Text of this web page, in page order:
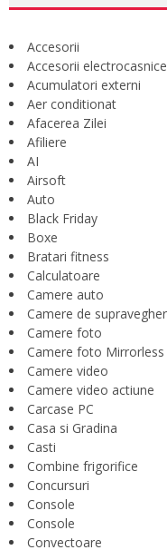
Accesorii
Accesorii electrocasnice
Acumulatori externi
Aer conditionat
Afacerea Zilei
Afiliere
AI
Airsoft
Auto
Black Friday
Boxe
Bratari fitness
Calculatoare
Camere auto
Camere de
Camere foto
Camere foto Mirrorless
Camere video
Camere video actiune
Carcase PC
Casa si Gradina
Casti
Combine frigorifice
Concursuri
Console
Console
Convectoare